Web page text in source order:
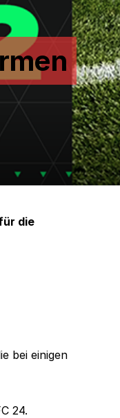
die
bei einigen
24.